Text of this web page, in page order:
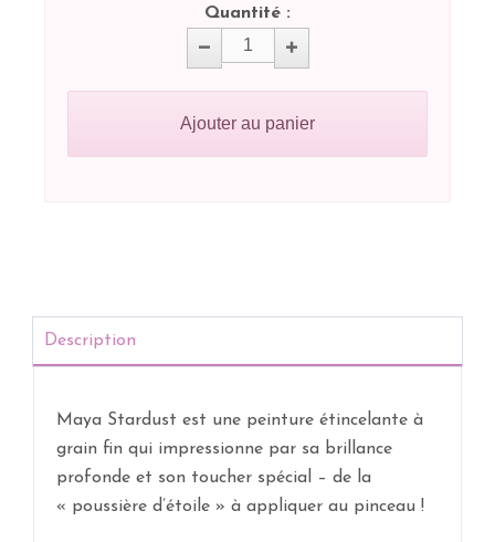
Quantité :
Ajouter au panier
Description
Maya Stardust est une peinture étincelante à
grain fin qui impressionne par sa brillance
profonde et son toucher spécial – de la
« poussière d’étoile » à appliquer au pinceau !